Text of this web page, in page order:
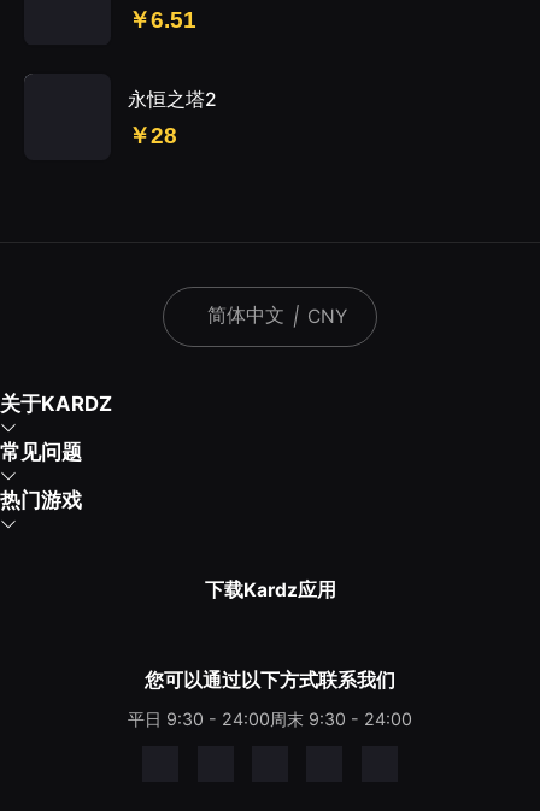
￥6.51
永恒之塔2
￥28
简体中文 | CNY
关于KARDZ
常见问题
热门游戏
下载Kardz应用
您可以通过以下方式联系我们
平日 9:30 - 24:00周末 9:30 - 24:00